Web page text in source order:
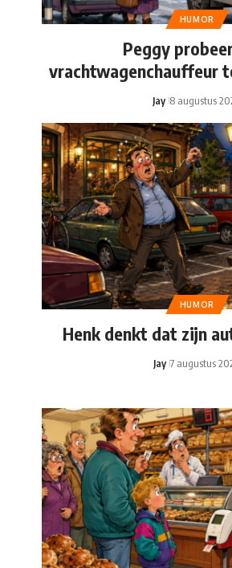
HUMOR
Peggy
vrachtwagenchauffeur
Jay 8 augustus
HUMOR
Henk denkt dat zijn
Jay 7 augustus